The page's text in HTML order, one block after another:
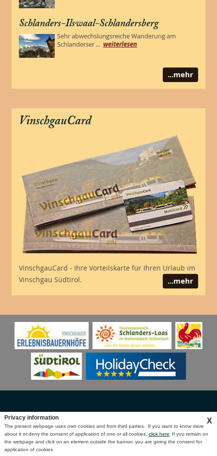
Schlanders-Ilswaal-Schlandersberg
Sehr abwechslungsreiche Wanderung am
Schlanderser ... weiterlesen
...mehr
VinschgauCard
VinschgauCard - Ihre Vorteilskarte für Ihren Urlaub im
Vinschgau Südtirol.
...mehr
Unsere Anschrift
Anfragen Anreisen Anrufen
Privacy information
The present webpage uses own cookies and from third parties.
If you want to know more
about it or deny the consent of application of one or all cookies, click here
If you remain on
the webpage and click on an element outside the banner, you are giving the consent for
application of cookies.
X